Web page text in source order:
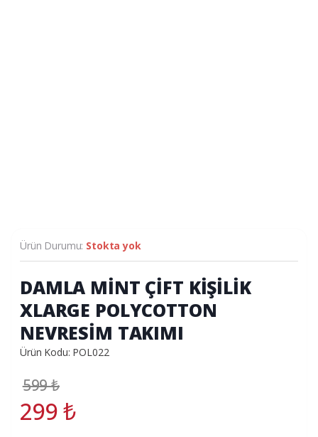
Ürün Durumu: Stokta yok
DAMLA MİNT ÇİFT KİŞİLİK
XLARGE POLYCOTTON
NEVRESİM TAKIMI
Ürün Kodu: POL022
599₺
299₺